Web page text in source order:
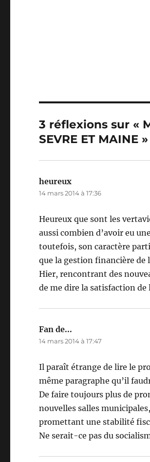
3 réflexions sur «
SEVRE ET MAINE »
heureux
14 mars 2014 à 17:36
Heureux que sont les
aussi combien d’avoir eu
toutefois, son caractère
que la gestion financière
Hier, rencontrant des
de me dire la satisfaction
Fan de...
14 mars 2014 à 17:47
Il paraît étrange de lire le
même paragraphe qu’il
De faire toujours plus de
nouvelles salles
promettant une stabilité
Ne serait-ce pas du